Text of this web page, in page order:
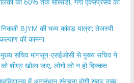
BJYM की भव्य कांवड़ यात्रा; तेजस्वी
की कामना
मुख्य सचिव मानसून-एसईओसी से मुख्य सचिव ने
शीघ्र खोला जाए, लोगों को न हो दिक्कत
में अनुसंधान संरचना होगी सुदृढ,उच्च